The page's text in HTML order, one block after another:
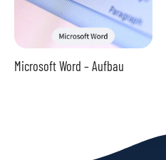
Microsoft Word – Aufbau